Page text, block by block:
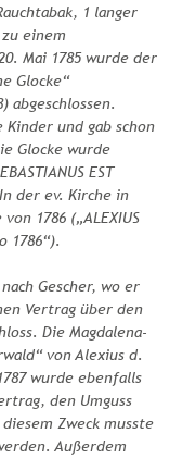
1 langer
einem
Mai 1785 wurde der
Glocke“
abgeschlossen.
und gab schon
Glocke wurde
EST
In der ev. Kirche in
1786 („ALEXIUS
1786“).
Gescher, wo er
Vertrag über den
Die Magdalena-
von Alexius d.
wurde ebenfalls
den Umguss
Zweck musste
Außerdem